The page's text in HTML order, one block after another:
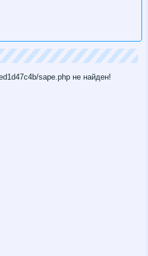
sape.php не найден!